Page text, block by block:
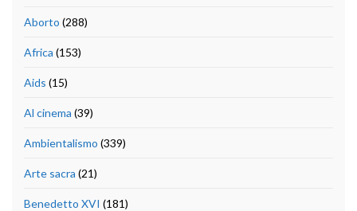
Aborto (288)
Africa (153)
Aids (15)
Al cinema (39)
Ambientalismo (339)
Arte sacra (21)
Benedetto XVI (181)